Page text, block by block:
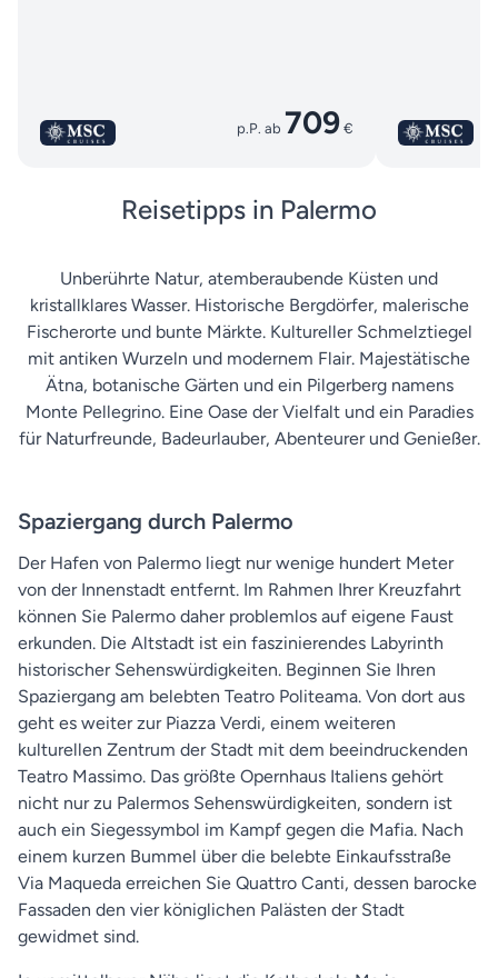
p.P. ab 709€
Reisetipps in Palermo
Unberührte Natur, atemberaubende Küsten und
kristallklares Wasser. Historische Bergdörfer, malerische
Fischerorte und bunte Märkte. Kultureller Schmelztiegel
mit antiken Wurzeln und modernem Flair. Majestätische
Ätna, botanische Gärten und ein Pilgerberg namens
Monte Pellegrino. Eine Oase der Vielfalt und ein Paradies
für Naturfreunde, Badeurlauber, Abenteurer und Genießer.
Spaziergang durch Palermo
Der Hafen von Palermo liegt nur wenige hundert Meter
von der Innenstadt entfernt. Im Rahmen Ihrer Kreuzfahrt
können Sie Palermo daher problemlos auf eigene Faust
erkunden. Die Altstadt ist ein faszinierendes Labyrinth
historischer Sehenswürdigkeiten. Beginnen Sie Ihren
Spaziergang am belebten Teatro Politeama. Von dort aus
geht es weiter zur Piazza Verdi, einem weiteren
kulturellen Zentrum der Stadt mit dem beeindruckenden
Teatro Massimo. Das größte Opernhaus Italiens gehört
nicht nur zu Palermos Sehenswürdigkeiten, sondern ist
auch ein Siegessymbol im Kampf gegen die Mafia. Nach
einem kurzen Bummel über die belebte Einkaufsstraße
Via Maqueda erreichen Sie Quattro Canti, dessen barocke
Fassaden den vier königlichen Palästen der Stadt
gewidmet sind.